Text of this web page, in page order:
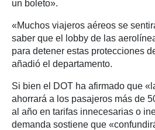
un boleto».
«Muchos viajeros aéreos se
saber que el lobby de las
para detener estas protecciones
añadió el departamento.
Si bien el DOT ha afirmado que
ahorrará a los pasajeros más de
al año en tarifas innecesarias o
demanda sostiene que